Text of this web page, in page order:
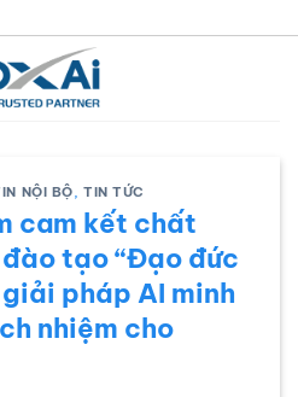
NỘI BỘ,TIN TỨC
cam kết chất
tạo “Đạo đức
pháp AI minh
nhiệm cho